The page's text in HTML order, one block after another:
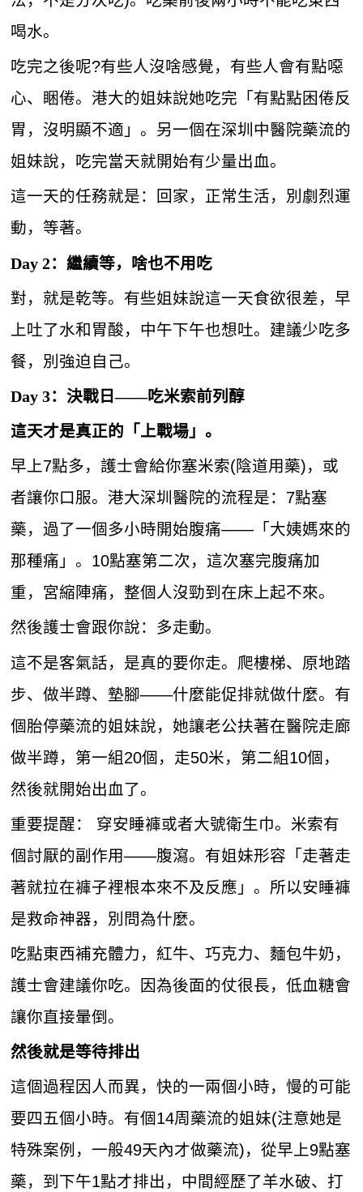
喝水。
吃完之後呢?有些人沒啥感覺，有些人會有點噁
心、睏倦。港大的姐妹說她吃完「有點點困倦反
胃，沒明顯不適」。另一個在深圳中醫院藥流的
姐妹說，吃完當天就開始有少量出血。
這一天的任務就是：回家，正常生活，別劇烈運
動，等著。
Day 2：繼續等，啥也不用吃
對，就是乾等。有些姐妹說這一天食欲很差，早
上吐了水和胃酸，中午下午也想吐。建議少吃多
餐，別強迫自己。
Day 3：決戰日——吃米索前列醇
這天才是真正的「上戰場」。
早上7點多，護士會給你塞米索(陰道用藥)，或
者讓你口服。港大深圳醫院的流程是：7點塞
藥，過了一個多小時開始腹痛——「大姨媽來的
那種痛」。10點塞第二次，這次塞完腹痛加
重，宮縮陣痛，整個人沒勁到在床上起不來。
然後護士會跟你說：多走動。
這不是客氣話，是真的要你走。爬樓梯、原地踏
步、做半蹲、墊腳——什麼能促排就做什麼。有
個胎停藥流的姐妹說，她讓老公扶著在醫院走廊
做半蹲，第一組20個，走50米，第二組10個，
然後就開始出血了。
重要提醒： 穿安睡褲或者大號衛生巾。米索有
個討厭的副作用——腹瀉。有姐妹形容「走著走
著就拉在褲子裡根本來不及反應」。所以安睡褲
是救命神器，別問為什麼。
吃點東西補充體力，紅牛、巧克力、麵包牛奶，
護士會建議你吃。因為後面的仗很長，低血糖會
讓你直接暈倒。
然後就是等待排出
這個過程因人而異，快的一兩個小時，慢的可能
要四五個小時。有個14周藥流的姐妹(注意她是
特殊案例，一般49天內才做藥流)，從早上9點塞
藥，到下午1點才排出，中間經歷了羊水破、打